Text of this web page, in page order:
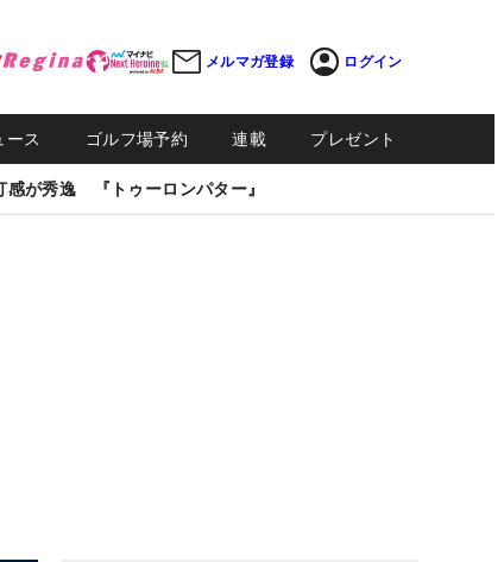
メルマガ登録 ログイン
ース ゴルフ場予約 連載 プレゼント
感が秀逸 『トゥーロンパター』